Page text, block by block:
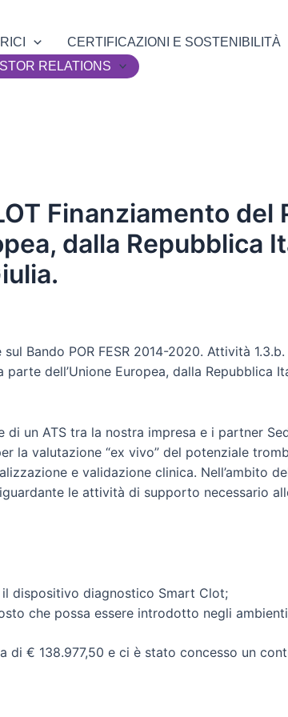
CERTIFICAZIONI E SOSTENIBILITÀ
RELATIONS
Finanziamento
dalla Repubblica
Bando POR FESR 2014-2020. Attività
dell’Unione Europea, dalla Repubblica
un ATS tra la nostra impresa e i partner
la valutazione “ex vivo” del potenziale
e validazione clinica. Nell’ambito
le attività di supporto necessario
dispositivo diagnostico Smart Clot;
che possa essere introdotto negli
€ 138.977,50 e ci è stato concesso un